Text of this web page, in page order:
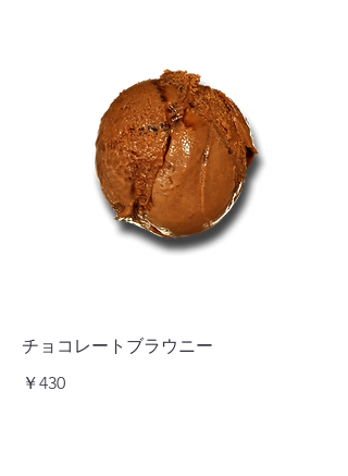
チョコレートブラウニー
￥430